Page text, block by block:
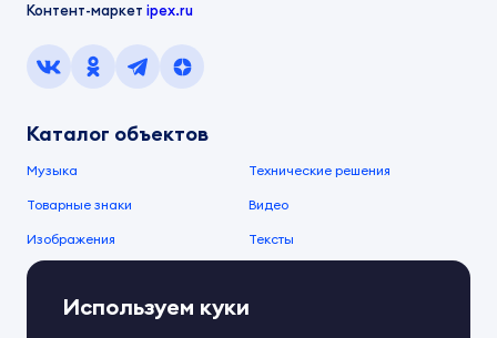
Контент-маркет ipex.ru
Каталог объектов
Музыка Технические решения
Товарные знаки Видео
Изображения Тексты
О компании
О сервисеИспользуем куки